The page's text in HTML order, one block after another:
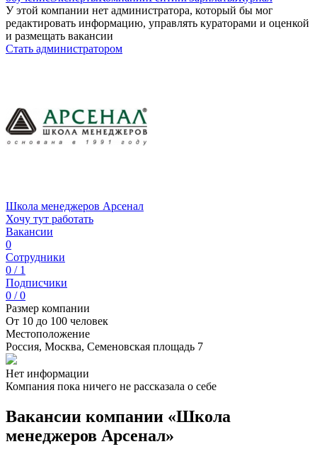
У этой компании нет администратора, который бы мог
редактировать информацию, управлять кураторами и оценкой
и размещать вакансии
Стать администратором
Школа менеджеров Арсенал
Хочу тут работать
Вакансии
0
Сотрудники
0 / 1
Подписчики
0 / 0
Размер компании
От 10 до 100 человек
Местоположение
Россия, Москва, Семеновская площадь 7
Нет информации
Компания пока ничего не рассказала о себе
Вакансии компании «Школа
менеджеров Арсенал»